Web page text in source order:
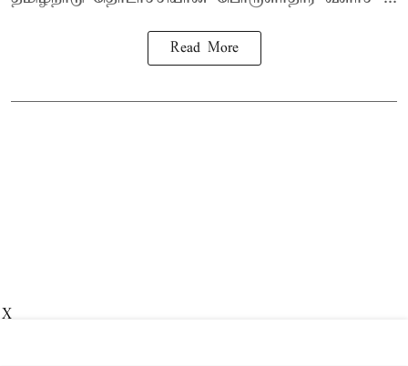
Read More
X